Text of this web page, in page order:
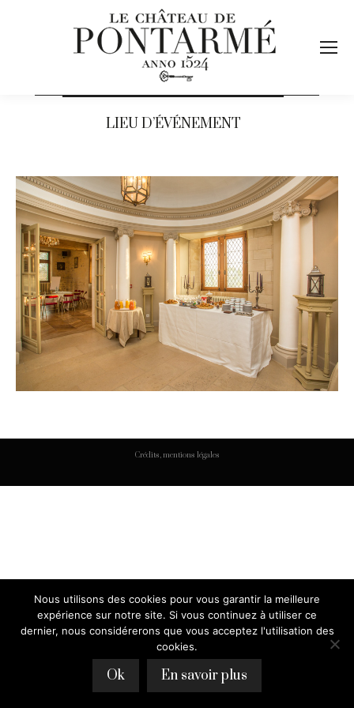
LIEU D’ÉVÉNEMENT
Crédits, mentions légales
Nous utilisons des cookies pour vous garantir la meilleure
expérience sur notre site. Si vous continuez à utiliser ce
dernier, nous considérerons que vous acceptez l'utilisation des
cookies.
Ok En savoir plus